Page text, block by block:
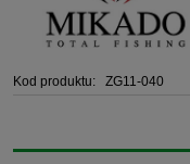
Kod produktu: ZG11-040